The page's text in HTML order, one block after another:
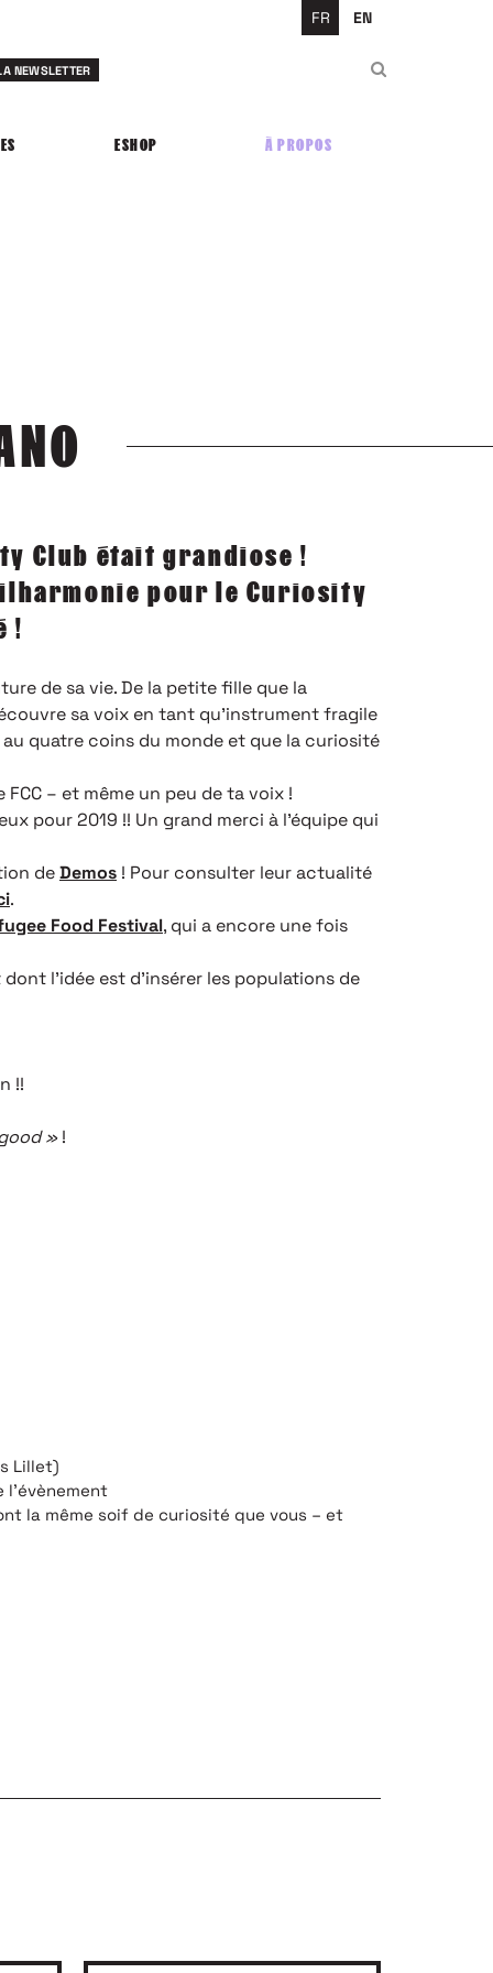
FR EN
ESHOP À PROPOS
NEWSLETTER
Club était grandiose !
pour le Curiosity
!
de sa vie. De la petite fille que la
sa voix en tant qu’instrument fragile
quatre coins du monde et que la curiosité
FCC – et même un peu de ta voix !
pour 2019 !! Un grand merci à l’équipe qui
deDemos ! Pour consulter leur actualité
.
Food Festival, qui a encore une fois
l’idée est d’insérer les populations de
!!
»!
Lillet)
la même soif de curiosité que vous – et